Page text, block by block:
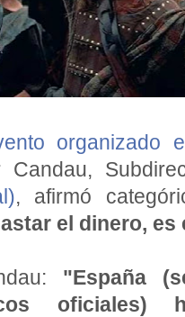
organizado
Candau,
, afirmó
el dinero,
"España
oficiales)